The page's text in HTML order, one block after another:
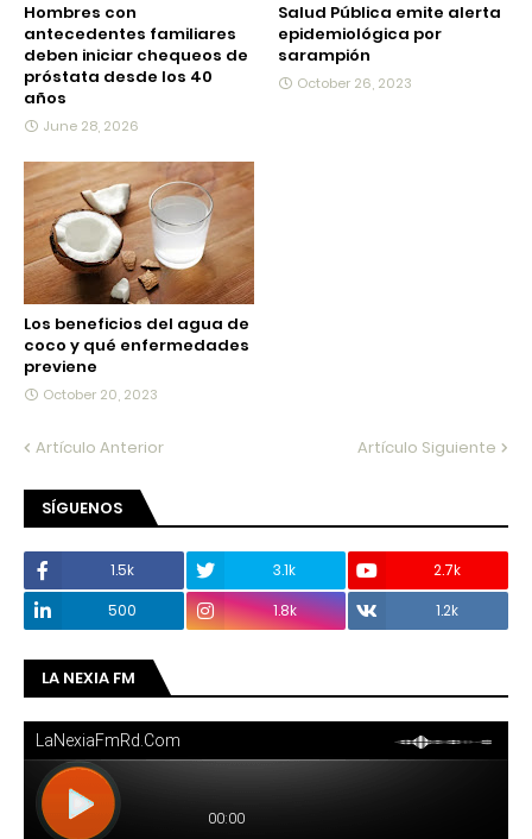
Hombres con
antecedentes familiares
deben iniciar chequeos de
próstata desde los 40
años
June 28, 2026
Salud Pública emite alerta
epidemiológica por
sarampión
October 26, 2023
Los beneficios del agua de
coco y qué enfermedades
previene
October 20, 2023
Artículo Anterior Artículo Siguiente
SÍGUENOS
1.5k 3.1k
2.7k
500
1.8k 1.2k
LA NEXIA FM